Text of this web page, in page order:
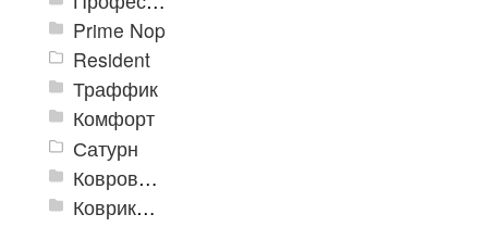
Prime Nop
Resident
Траффик
Комфорт
Сатурн
Ковровое покрытие "Цикада"
Коврики «Heavy» на резиновой подложке